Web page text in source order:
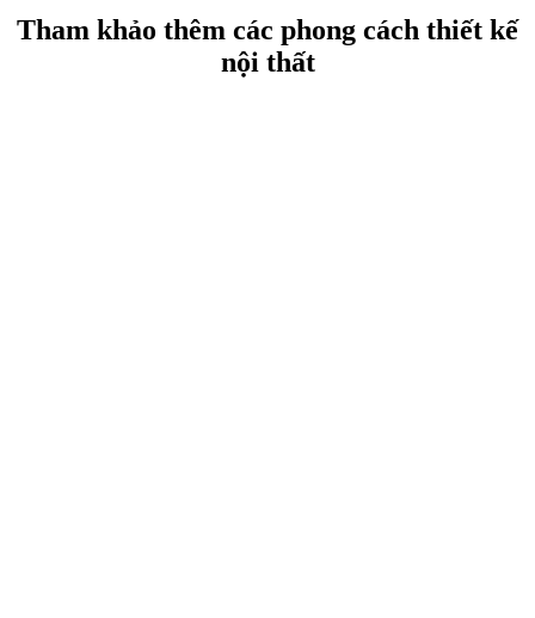
Tham khảo thêm các phong cách thiết kế
nội thất